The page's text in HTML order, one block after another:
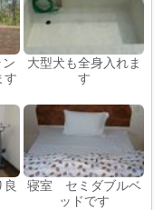
す
大型犬も全身入れま
す
良
寝室 セミダブルベ
ッドです